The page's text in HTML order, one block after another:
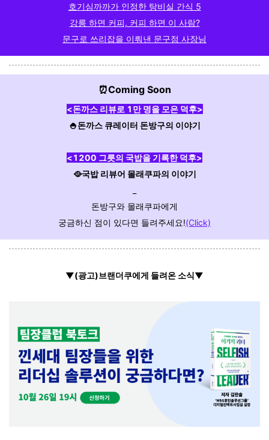
호기심까까가 인정한 탕비실 간식 5
강릉 하면 커피, 커피 하면 이 사람?
문구로 쓰리잡을 이뤄낸 문구점 사장님
⏰Coming Soon
<돈까스 리뷰로 1만 명을 모은 덕후>
🍚돈까스 큐레이터 돈방구의 이야기
<1200 그릇의 국밥을 기록한 덕후>
🥘국밥 리뷰어 몰래쿠파의 이야기
돈방구와 몰래쿠파에게
궁금하신 점이 있다면 들려주세요!(Click)
▼(광고)브랜더쿠에게 들려온 소식▼